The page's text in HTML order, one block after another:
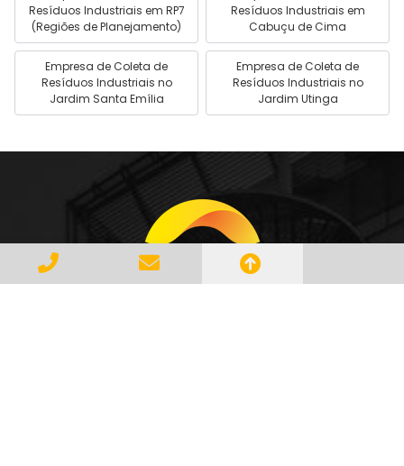
Resíduos Industriais em RP7
(Regiões de Planejamento)
Resíduos Industriais em
Cabuçu de Cima
Empresa de Coleta de
Resíduos Industriais no
Jardim Santa Emília
Empresa de Coleta de
Resíduos Industriais no
Jardim Utinga